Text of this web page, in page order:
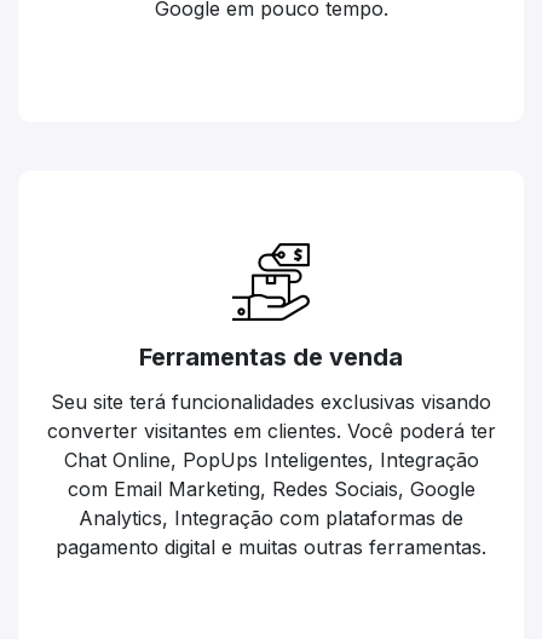
Google em pouco tempo.
Ferramentas de venda
Seu site terá funcionalidades exclusivas visando
converter visitantes em clientes. Você poderá ter
Chat Online, PopUps Inteligentes, Integração
com Email Marketing, Redes Sociais, Google
Analytics, Integração com plataformas de
pagamento digital e muitas outras ferramentas.